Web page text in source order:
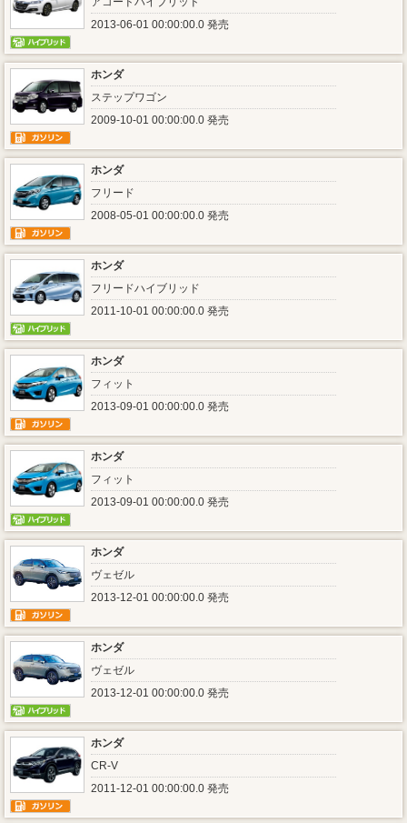
2013-06-01 00:00:00.0 発売
ホンダ
ステップワゴン
2009-10-01 00:00:00.0 発売
ホンダ
フリード
2008-05-01 00:00:00.0 発売
ホンダ
フリードハイブリッド
2011-10-01 00:00:00.0 発売
ホンダ
フィット
2013-09-01 00:00:00.0 発売
ホンダ
フィット
2013-09-01 00:00:00.0 発売
ホンダ
ヴェゼル
2013-12-01 00:00:00.0 発売
ホンダ
ヴェゼル
2013-12-01 00:00:00.0 発売
ホンダ
CR-V
2011-12-01 00:00:00.0 発売